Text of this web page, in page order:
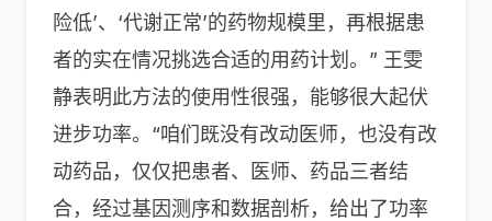
险低’、‘代谢正常’的药物规模里，再根据患
者的实在情况挑选合适的用药计划。” 王雯
静表明此方法的使用性很强，能够很大起伏
进步功率。“咱们既没有改动医师，也没有改
动药品，仅仅把患者、医师、药品三者结
合，经过基因测序和数据剖析，给出了功率